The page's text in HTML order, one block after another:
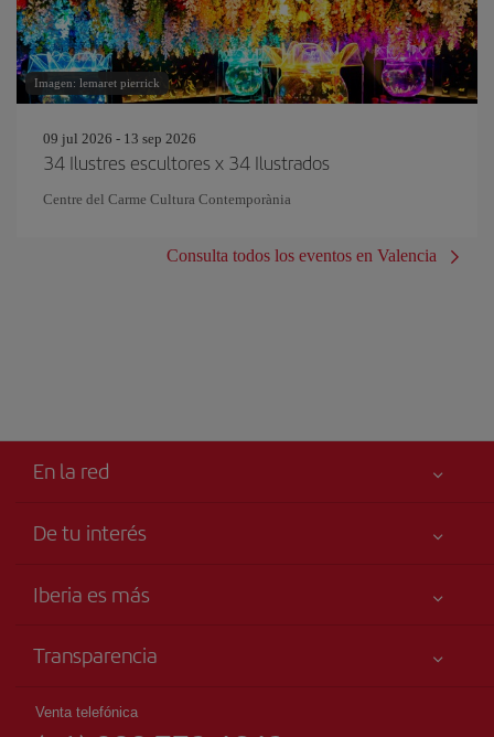
Imagen: lemaret pierrick
09 jul 2026 - 13 sep 2026
34 Ilustres escultores x 34 Ilustrados
Centre del Carme Cultura Contemporània
Consulta todos los eventos en Valencia
En la red
De tu interés
Accesibilidad
Mapa del sitio
Iberia es más
Grupo Iberia
Accionistas e Inversores
Transparencia
Venta telefónica